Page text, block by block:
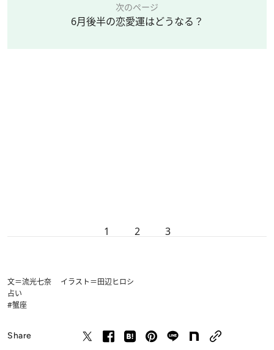
次のページ
6月後半の恋愛運はどうなる？
1 2 3
文＝流光七奈 イラスト＝田辺ヒロシ
占い
#蟹座
Share